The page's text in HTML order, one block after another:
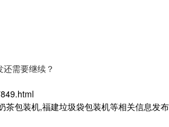
需要继续？
茶包装机,福建垃圾袋包装机等相关信息发